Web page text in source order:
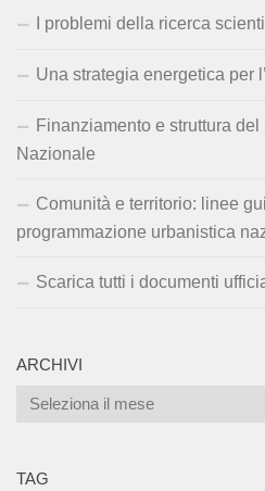
I problemi della ricerca
Una strategia energetica per
Finanziamento e struttura
Nazionale
Comunità e territorio: linee
programmazione urbanistica
Scarica tutti i documenti
ARCHIVI
Archivi
TAG